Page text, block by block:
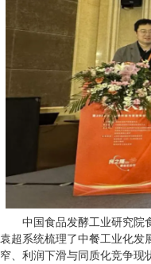
中国食品发酵工业研究院
袁超系统梳理了中餐工业化发
窄、利润下滑与同质化竞争现